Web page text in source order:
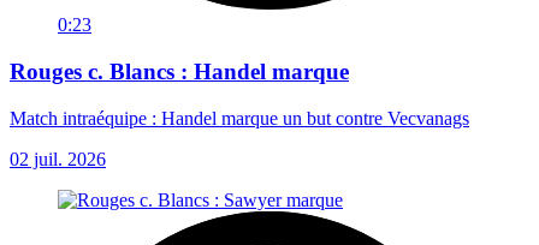
0:23
Rouges c. Blancs : Handel marque
Match intraéquipe : Handel marque un but contre Vecvanags
02 juil. 2026